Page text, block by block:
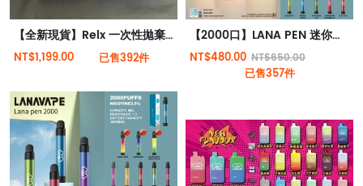
【全新現貨】Relx 一次性拋棄式電子菸4000口
NT$1,199.00 已售392件
【2000口】LANA PEN 迷你版抛棄式電子煙 輕巧迷人 一次性電子煙 3.5%尼古丁
NT$480.00 NT$650.00
已售357件